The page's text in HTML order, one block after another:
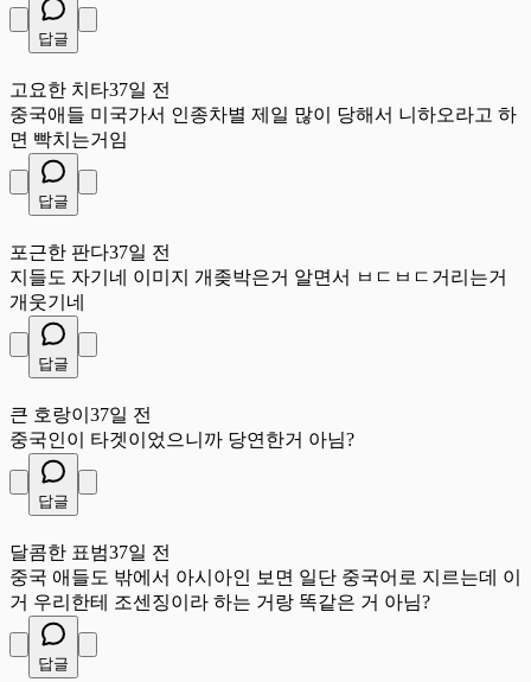
답글
고요한 치타37일 전
중국애들 미국가서 인종차별 제일 많이 당해서 니하오라고 하
면 빡치는거임
답글
포근한 판다37일 전
지들도 자기네 이미지 개좆박은거 알면서 ㅂㄷㅂㄷ거리는거
개웃기네
답글
큰 호랑이 37일 전
중국인이 타겟이었으니까 당연한거 아님?
답글
달콤한 표범37일 전
중국 애들도 밖에서 아시아인 보면 일단 중국어로 지르는데 이
거 우리한테 조센징이라 하는 거랑 똑같은 거 아님?
답글